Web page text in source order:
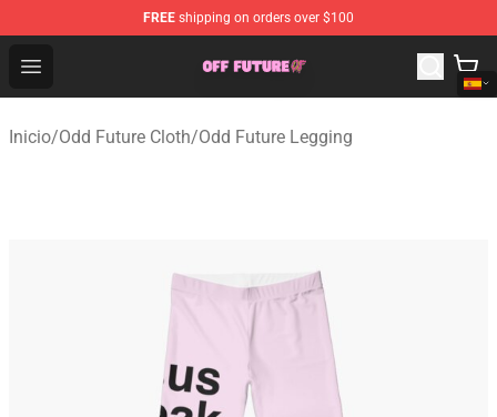
FREE shipping on orders over $100
Open menu
Odd Future Store - Official Odd Future Merchandise Shop
Inicio/Odd Future Cloth/Odd Future Legging